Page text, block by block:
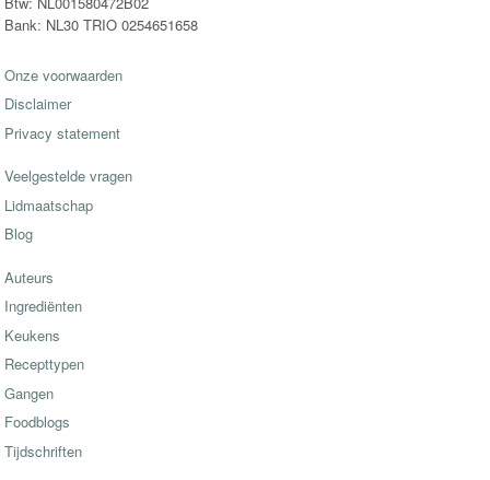
Bank: NL30 TRIO 0254651658
Onze voorwaarden
Disclaimer
Privacy statement
Veelgestelde vragen
Lidmaatschap
Blog
Auteurs
Ingrediënten
Keukens
Recepttypen
Gangen
Foodblogs
Tijdschriften